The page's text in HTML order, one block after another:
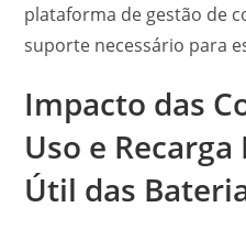
plataforma de gestão de
suporte necessário para
Impacto das
Uso e
Útil das